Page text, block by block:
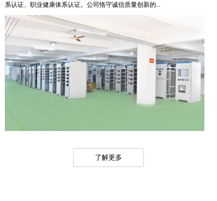
系认证、职业健康体系认证。公司恪守诚信质量创新的...
了解更多